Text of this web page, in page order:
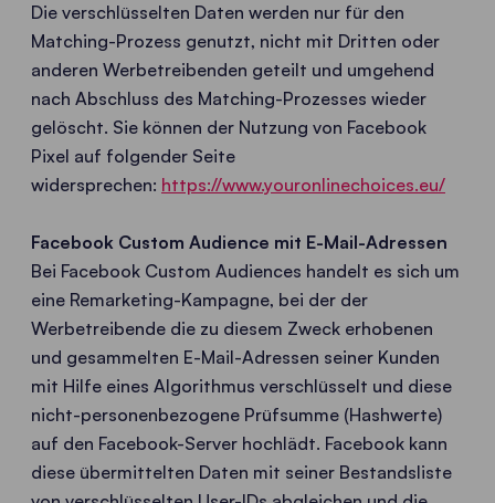
Die verschlüsselten Daten werden nur für den
Matching-Prozess genutzt, nicht mit Dritten oder
anderen Werbetreibenden geteilt und umgehend
nach Abschluss des Matching-Prozesses wieder
gelöscht. Sie können der Nutzung von Facebook
Pixel auf folgender Seite
widersprechen: https://www.youronlinechoices.eu/
Facebook Custom Audience mit E-Mail-Adressen
Bei Facebook Custom Audiences handelt es sich um
eine Remarketing-Kampagne, bei der der
Werbetreibende die zu diesem Zweck erhobenen
und gesammelten E-Mail-Adressen seiner Kunden
mit Hilfe eines Algorithmus verschlüsselt und diese
nicht-personenbezogene Prüfsumme (Hashwerte)
auf den Facebook-Server hochlädt. Facebook kann
diese übermittelten Daten mit seiner Bestandsliste